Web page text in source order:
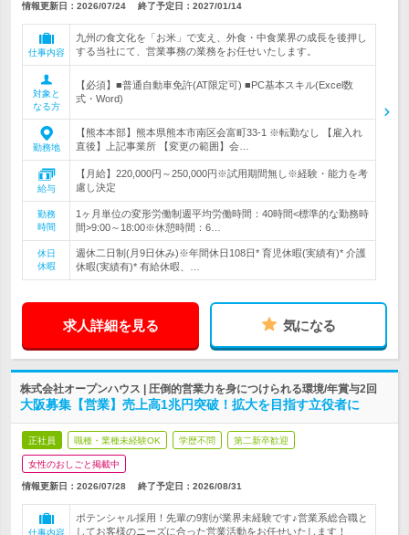
情報更新日：2026/07/24 終了予定日： 2027/01/14
仕事内容
九州の食文化を「お米」で支え、外食・中食業界の成長を後押し
する当社にて、営業事務の業務をお任せいたします。
対象と
なる方
【必須】■普通自動車免許(AT限定可) ■PC基本スキル(Excel数
式・Word)
勤務地
【熊本本部】熊本県熊本市南区会富町33-1 ※転勤なし 【雇入れ
直後】上記事業所 【変更の範囲】会…
給与
【月給】220,000円～250,000円※試用期間無し※経験・能力を考
慮し決定
勤務
時間
1ヶ月単位の変形労働制週平均労働時間：40時間<標準的な勤務時
間>9:00～18:00※休憩時間：6…
休日
休暇
週休二日制(月9日休み)※年間休日108日* 育児休暇(実績有)* 介護
休暇(実績有)* 有給休暇、…
求人詳細を見る 気になる
株式会社オープンハウス | 圧倒的営業力を身につけられる環境/年賞与2回
大阪募集【営業】売上高1兆円突破！拡大を目指す立役者に
正社員 職種・業種未経験OK 学歴不問 第二新卒歓迎
女性のおしごと掲載中
情報更新日：2026/07/28 終了予定日： 2026/08/31
仕事内容
ポテンシャル採用！先輩の9割が業界未経験です♪営業系総合職と
してお客様のニーズに合った営業活動をお任せいたします！